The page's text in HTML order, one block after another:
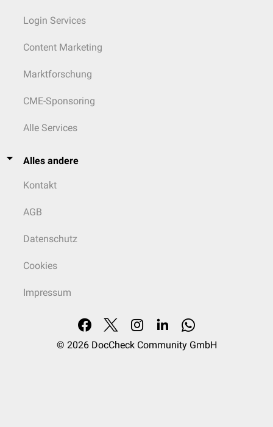
Login Services
Content Marketing
Marktforschung
CME-Sponsoring
Alle Services
Alles andere
Kontakt
AGB
Datenschutz
Cookies
Impressum
© 2026 DocCheck Community GmbH